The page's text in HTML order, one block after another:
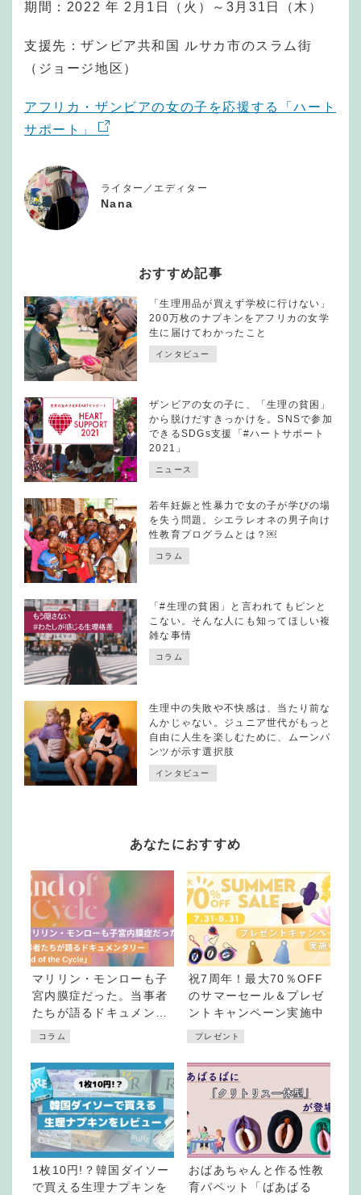
期間：2022 年 2月1日（火）～3月31日（木）
支援先：ザンビア共和国 ルサカ市のスラム街
（ジョージ地区）
アフリカ・ザンビアの女の子を応援する「ハート
サポート」
ライター／エディター
Nana
おすすめ記事
「生理用品が買えず学校に行けない」
200万枚のナプキンをアフリカの女学
生に届けてわかったこと
インタビュー
ザンビアの女の子に、「生理の貧困」
から脱けだすきっかけを。SNSで参加
できるSDGs支援「#ハートサポート
2021」
ニュース
若年妊娠と性暴力で女の子が学びの場
を失う問題。シエラレオネの男子向け
性教育プログラムとは？￼
コラム
「#生理の貧困」と言われてもピンと
こない。そんな人にも知ってほしい複
雑な事情
コラム
生理中の失敗や不快感は、当たり前な
んかじゃない。ジュニア世代がもっと
自由に人生を楽しむために、ムーンパ
ンツが示す選択肢
インタビュー
あなたにおすすめ
マリリン・モンローも子
宮内膜症だった。当事者
たちが語るドキュメンタ
リー「End of the
Cycle」
コラム
祝7周年！最大70％OFF
のサマーセール＆プレゼ
ントキャンペーン実施中
プレゼント
1枚10円!？韓国ダイソー
で買える生理ナプキンを
おばあちゃんと作る性教
育パペット「ばあばる